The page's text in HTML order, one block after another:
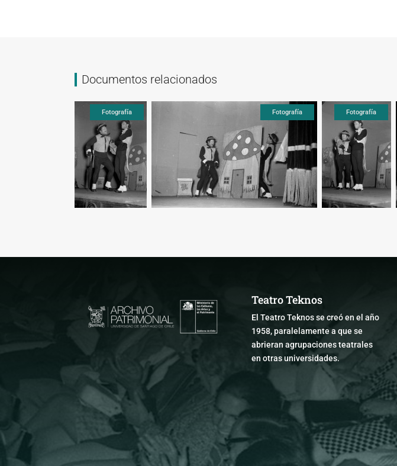
Documentos relacionados
Fotografía
Teatro Teknos
El Teatro Teknos se creó en el año
1958, paralelamente a que se
abrieran agrupaciones teatrales
en otras universidades.